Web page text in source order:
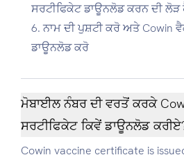
ਸਰਟੀਫਿਕੇਟ ਡਾਊਨਲੋਡ ਕਰਨ ਦੀ ਲੋੜ
ਨਾਮ ਦੀ ਪੁਸ਼ਟੀ ਕਰੋ ਅਤੇ Cowin
ਡਾਊਨਲੋਡ ਕਰੋ
ਮੋਬਾਈਲ ਨੰਬਰ ਦੀ ਵਰਤੋਂ ਕਰਕੇ
ਸਰਟੀਫਿਕੇਟ ਕਿਵੇਂ ਡਾਊਨਲੋਡ
Cowin vaccine certificate is